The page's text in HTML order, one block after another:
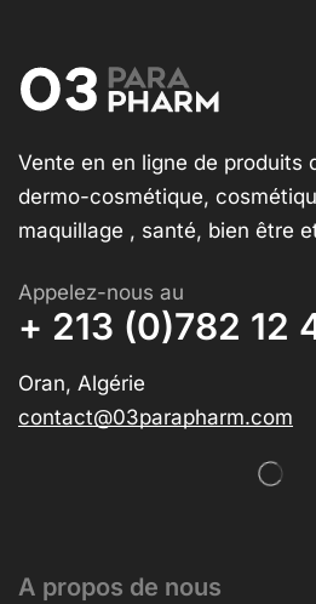
Vente en en ligne de produits
dermo-cosmétique,
maquillage , santé, bien être
Appelez-nous au
+ 213 (0)782 12
Oran, Algérie
contact@03parapharm.com
A propos de nous